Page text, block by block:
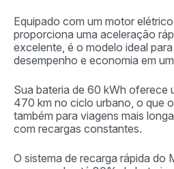
Equipado com um motor
proporciona uma aceleração
excelente, é o modelo ideal
desempenho e economia em
Sua bateria de 60 kWh oferece
470 km no ciclo urbano, o que
também para viagens mais
com recargas constantes.
O sistema de recarga rápida do